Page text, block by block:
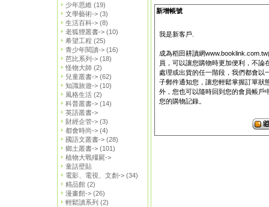
少年思維 (19)
文學藝術-> (3)
生活百科-> (8)
老狐狸叢書-> (10)
希望工程 (25)
青少年閱讀-> (16)
芭比系列-> (18)
怪物大師 (2)
兒童叢書-> (62)
知識旅遊-> (10)
風格生活 (2)
科普叢書-> (14)
英語叢書->
財經企管-> (3)
都會時尚-> (4)
國語文叢書-> (28)
鄉土叢書-> (101)
植物大戰殭屍->
童話壁貼
電影、電視、文創-> (34)
精品館 (2)
漫畫館-> (26)
輕鬆讀系列 (2)
新增帳號
我是新客戶.
成為稻田耕讀網
員，可以讓您購物時更加便利，不論
處理或出貨的任一階段，我們都會以
子郵件通知您，讓您輕鬆掌握訂單狀
外，您也可以隨時回到您的會員帳戶
您的購物記錄。